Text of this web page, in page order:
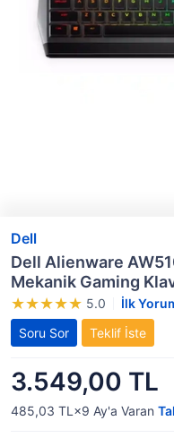
Dell
Dell Alienware
Mekanik Gaming
5.0
İlk
Soru Sor
Teklif İste
3.549,00 TL
485,03 TL×9 Ay'a Varan